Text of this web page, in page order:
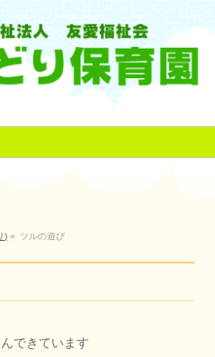
) » ツルの遊び
できています